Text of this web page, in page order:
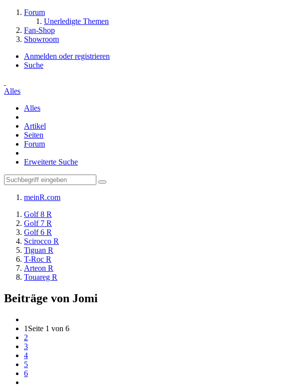
Forum
Unerledigte Themen
Fan-Shop
Showroom
Anmelden oder registrieren
Suche
Alles
Alles
Artikel
Seiten
Forum
Erweiterte Suche
meinR.com
Golf 8 R
Golf 7 R
Golf 6 R
Scirocco R
Tiguan R
T-Roc R
Arteon R
Touareg R
Beiträge von Jomi
1 Seite 1 von 6
2
3
4
5
6